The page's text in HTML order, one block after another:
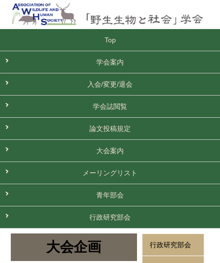
Top
学会案内
入会/変更/退会
学会誌閲覧
論文投稿規定
大会案内
メーリングリスト
青年部会
行政研究部会
大会企画 行政研究部会